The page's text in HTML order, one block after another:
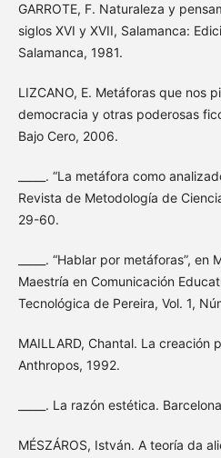
GARROTE, F. Naturaleza y
siglos XVI y XVII, Salamanca:
Salamanca, 1981.
LIZCANO, E. Metáforas que nos
democracia y otras poderosas
Bajo Cero, 2006.
_____. “La metáfora como
Revista de Metodología de
29-60.
_____. “Hablar por metáforas”,
Maestría en Comunicación
Tecnológica de Pereira, Vol. 1,
MAILLARD, Chantal. La creación
Anthropos, 1992.
_____. La razón estética.
MÉSZÁROS, István. A teoría da